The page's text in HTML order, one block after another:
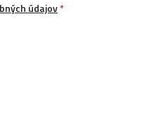
údajov*